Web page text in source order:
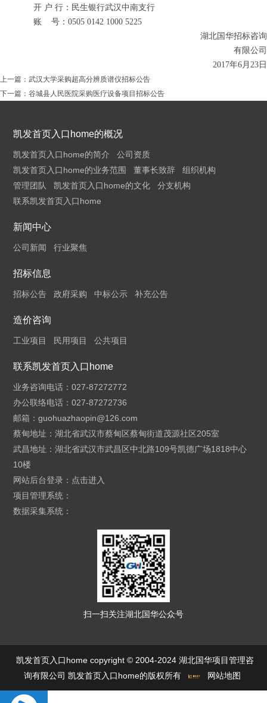
开 户 行：民生银行武汉中南支行
账
号： 0505 0142 1000 5225
湖北国华招标咨询
有限公司
2017年6月 23 日
上一篇： 武汉大学采购超高分辨质谱仪招标公告
下一篇： 谷城县人民医院采购医疗设备项目招标公告
凯发首页入口home的概况
凯发首页入口home的简介
公司资质
凯发首页入口home的业务范围
董事长致辞
组织机构
管理团队
凯发首页入口home的文化
分支机构
联系凯发首页入口home
新闻中心
公司新闻 行业聚焦
招标信息
招标公告 政府采购 中标公示 补充公告
造价咨询
工业项目 民用项目 公共项目
联系凯发首页入口home
业务咨询电话：027-87272772
办公联络电话：027-87272736
邮箱：guohuazhaopin@126.com
蔡甸地址：湖北省武汉市蔡甸区蔡甸街道茂源社区205室
武昌地址：湖北省武汉市武昌区中北路109号凯德广场1818中心
10楼
网站后台登录： 点击进入
项目管理系统：
数据采集系统：
扫一扫关注湖北国华公众号
凯发首页入口home copyright © 2004-2024 湖北国华项目管理咨
询有限公司 凯发首页入口home的版权所有
网站地图